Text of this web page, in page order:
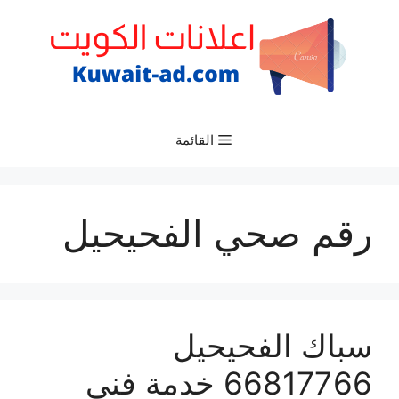
القائمة
رقم صحي الفحيحيل
سباك الفحيحيل
66817766 خدمة فني